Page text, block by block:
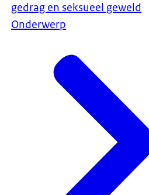
gedrag en seksueel geweld
Onderwerp